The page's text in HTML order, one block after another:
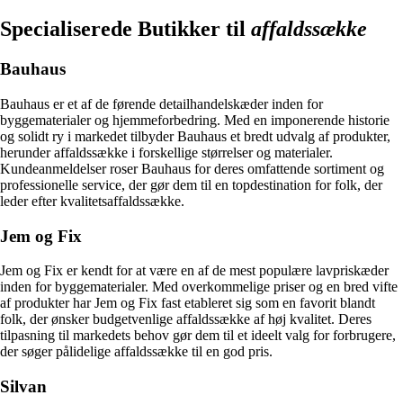
Specialiserede Butikker til affaldssække
Bauhaus
Bauhaus er et af de førende detailhandelskæder inden for
byggematerialer og hjemmeforbedring. Med en imponerende historie
og solidt ry i markedet tilbyder Bauhaus et bredt udvalg af produkter,
herunder affaldssække i forskellige størrelser og materialer.
Kundeanmeldelser roser Bauhaus for deres omfattende sortiment og
professionelle service, der gør dem til en topdestination for folk, der
leder efter kvalitetsaffaldssække.
Jem og Fix
Jem og Fix er kendt for at være en af de mest populære lavpriskæder
inden for byggematerialer. Med overkommelige priser og en bred vifte
af produkter har Jem og Fix fast etableret sig som en favorit blandt
folk, der ønsker budgetvenlige affaldssække af høj kvalitet. Deres
tilpasning til markedets behov gør dem til et ideelt valg for forbrugere,
der søger pålidelige affaldssække til en god pris.
Silvan